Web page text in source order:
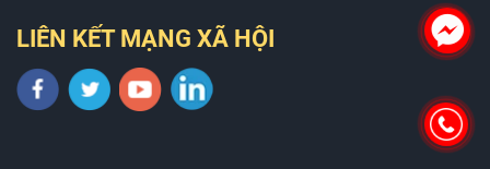
LIÊN KẾT MẠNG XÃ HỘI